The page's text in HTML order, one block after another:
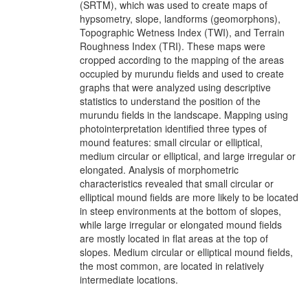
(SRTM), which was used to create maps of
hypsometry, slope, landforms (geomorphons),
Topographic Wetness Index (TWI), and Terrain
Roughness Index (TRI). These maps were
cropped according to the mapping of the areas
occupied by murundu fields and used to create
graphs that were analyzed using descriptive
statistics to understand the position of the
murundu fields in the landscape. Mapping using
photointerpretation identified three types of
mound features: small circular or elliptical,
medium circular or elliptical, and large irregular or
elongated. Analysis of morphometric
characteristics revealed that small circular or
elliptical mound fields are more likely to be located
in steep environments at the bottom of slopes,
while large irregular or elongated mound fields
are mostly located in flat areas at the top of
slopes. Medium circular or elliptical mound fields,
the most common, are located in relatively
intermediate locations.